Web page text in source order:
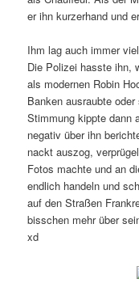
er ihn kurzerhand und
Ihm lag auch immer
Die Polizei hasste ihn,
als modernen Robin
Banken ausraubte
Stimmung kippte dann
negativ über ihn
nackt auszog,
Fotos machte und an
endlich handeln und
auf den Straßen
bisschen mehr über
xd